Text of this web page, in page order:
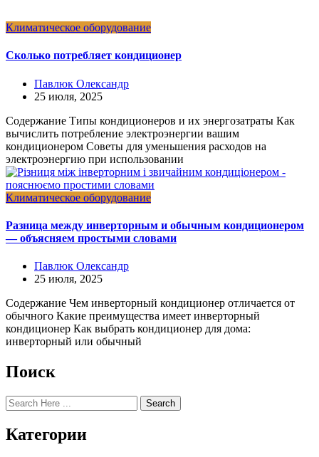
Климатическое оборудование
Сколько потребляет кондиционер
Павлюк Олександр
25 июля, 2025
Содержание Типы кондиционеров и их энергозатраты Как
вычислить потребление электроэнергии вашим
кондиционером Советы для уменьшения расходов на
электроэнергию при использовании
Климатическое оборудование
Разница между инверторным и обычным кондиционером
— объясняем простыми словами
Павлюк Олександр
25 июля, 2025
Содержание Чем инверторный кондиционер отличается от
обычного Какие преимущества имеет инверторный
кондиционер Как выбрать кондиционер для дома:
инверторный или обычный
Поиск
Search
Категории